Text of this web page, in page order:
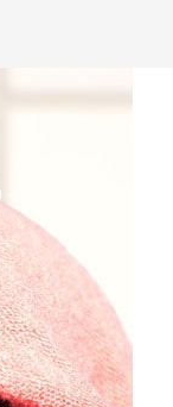
wir sind